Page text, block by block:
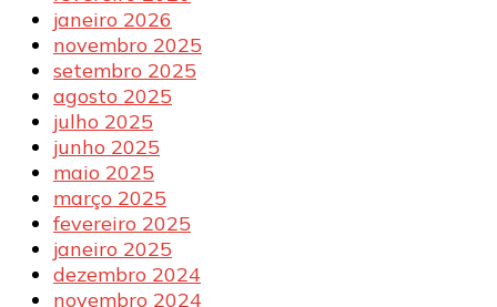
janeiro 2026
novembro 2025
setembro 2025
agosto 2025
julho 2025
junho 2025
maio 2025
março 2025
fevereiro 2025
janeiro 2025
dezembro 2024
novembro 2024